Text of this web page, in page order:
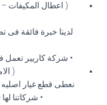
( اعطال المكيفات
لدينا خبرة فائقة فى
• شركة كاريير تعمل
(
نعطى قطع غيار
• شركاتنا